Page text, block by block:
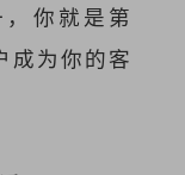
你就是第
成为你的客